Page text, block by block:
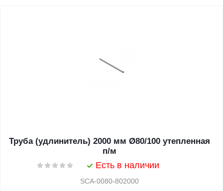
Труба (удлинитель) 2000 мм Ø80/100 утепленная
п/м
Есть в наличии
SCA-0080-802000